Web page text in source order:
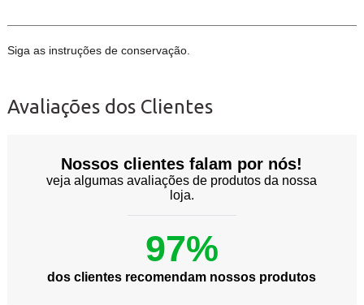
Siga as instruções de conservação.
Avaliações dos Clientes
Nossos clientes falam por nós!
veja algumas avaliações de produtos da nossa
loja.
97%
dos clientes recomendam nossos produtos